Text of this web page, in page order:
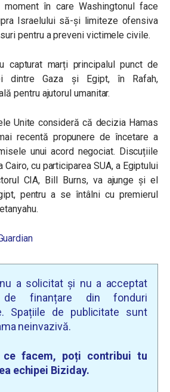
în care Washingtonul face
Israelului să-și limiteze ofensiva
pentru a preveni victimele civile.
capturat marți principalul punct de
dintre Gaza și Egipt, în Rafah,
pentru ajutorul umanitar.
Unite consideră că decizia Hamas
recentă propunere de încetare a
unui acord negociat. Discuțiile
cu participarea SUA, a Egiptului
CIA, Bill Burns, va ajunge și el
pentru a se întâlni cu premierul
a solicitat și nu a acceptat
finanțare din fonduri
Spațiile de publicitate sunt
neinvazivă.
ce facem, poți contribui tu
echipei Biziday.